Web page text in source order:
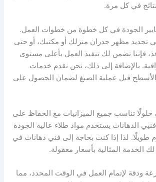
في كل مرة.
الجودة في كل خطوة من خطوات العمل.
مظهر جدران منزلك أو مكتبك، أو حتى
فإننا نضمن لك تنفيذ العمل بأعلى مستوى
بالإضافة إلى ذلك، نحن نقدم خدمات
قبل عملية الصبغ لضمان الحصول على
تناسب جميع الميزانيات مع الحفاظ على
الدهانات يستخدم مواد طلاء عالية الجودة
طويلًا. لذا إذا كنت بحاجة إلى فني دهانات في
الخدمة المثالية بأسعار معقولة.
ودقة لإتمام العمل في الوقت المحدد، مما